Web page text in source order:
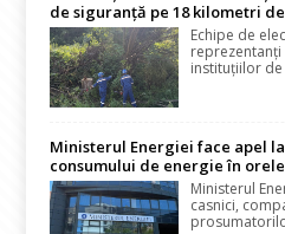
de siguranță pe 18 kilometri
Echipe de
instituțiilor de
Ministerul Energiei face apel
consumului de energie în
Ministerul
casnici,